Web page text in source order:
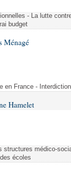
- La lutte
budget
Ménagé
en France -
Hamelet
structures médico-
écoles